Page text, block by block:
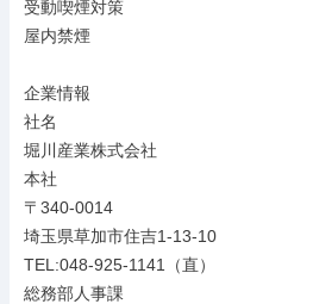
受動喫煙対策
屋内禁煙
企業情報
社名
堀川産業株式会社
本社
〒340-0014
埼玉県草加市住吉1-13-10
TEL:048-925-1141（直）
総務部人事課